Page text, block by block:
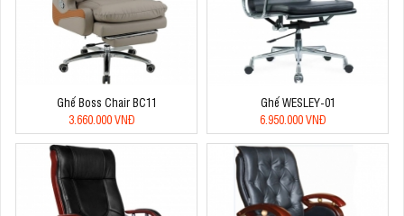
Ghế Boss Chair BC11
3.660.000 VNĐ
Ghế WESLEY-01
6.950.000 VNĐ